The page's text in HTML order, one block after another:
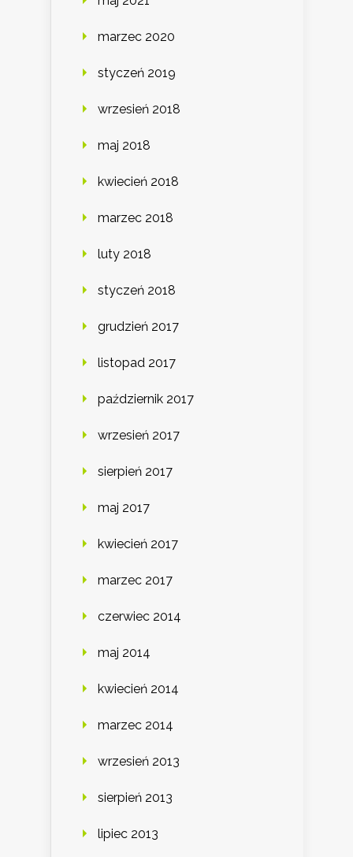
marzec 2020
styczeń 2019
wrzesień 2018
maj 2018
kwiecień 2018
marzec 2018
luty 2018
styczeń 2018
grudzień 2017
listopad 2017
październik 2017
wrzesień 2017
sierpień 2017
maj 2017
kwiecień 2017
marzec 2017
czerwiec 2014
maj 2014
kwiecień 2014
marzec 2014
wrzesień 2013
sierpień 2013
lipiec 2013